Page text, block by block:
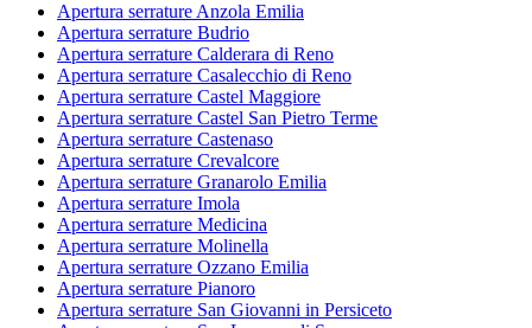
Apertura serrature Anzola Emilia
Apertura serrature Budrio
Apertura serrature Calderara di Reno
Apertura serrature Casalecchio di Reno
Apertura serrature Castel Maggiore
Apertura serrature Castel San Pietro Terme
Apertura serrature Castenaso
Apertura serrature Crevalcore
Apertura serrature Granarolo Emilia
Apertura serrature Imola
Apertura serrature Medicina
Apertura serrature Molinella
Apertura serrature Ozzano Emilia
Apertura serrature Pianoro
Apertura serrature San Giovanni in Persiceto